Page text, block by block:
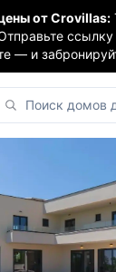
от Crovillas:
— и